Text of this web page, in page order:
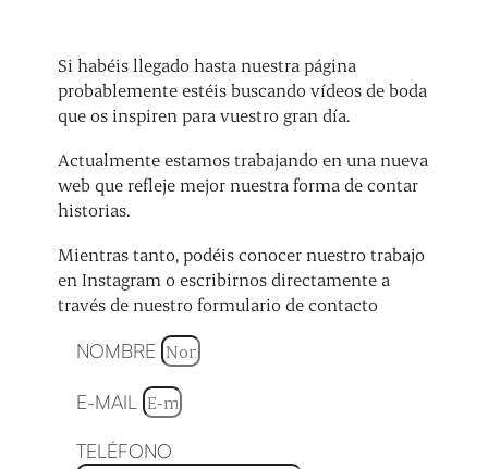
Si habéis llegado hasta nuestra página
probablemente estéis buscando vídeos de boda
que os inspiren para vuestro gran día.
Actualmente estamos trabajando en una nueva
web que refleje mejor nuestra forma de contar
historias.
Mientras tanto, podéis conocer nuestro trabajo
en Instagram o escribirnos directamente a
través de nuestro formulario de contacto
NOMBRE
E-MAIL
TELÉFONO